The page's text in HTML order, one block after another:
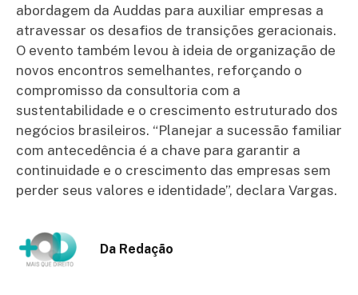
abordagem da Auddas para auxiliar empresas a
atravessar os desafios de transições geracionais.
O evento também levou à ideia de organização de
novos encontros semelhantes, reforçando o
compromisso da consultoria com a
sustentabilidade e o crescimento estruturado dos
negócios brasileiros. “Planejar a sucessão familiar
com antecedência é a chave para garantir a
continuidade e o crescimento das empresas sem
perder seus valores e identidade”, declara Vargas.
Da Redação